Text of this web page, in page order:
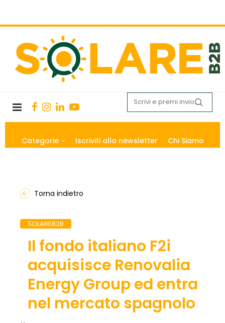
Categorie Iscriviti alla newsletter Chi Siamo
Torna indietro
SOLAREB2B
Il fondo italiano F2i
acquisisce Renovalia
Energy Group ed entra
nel mercato spagnolo